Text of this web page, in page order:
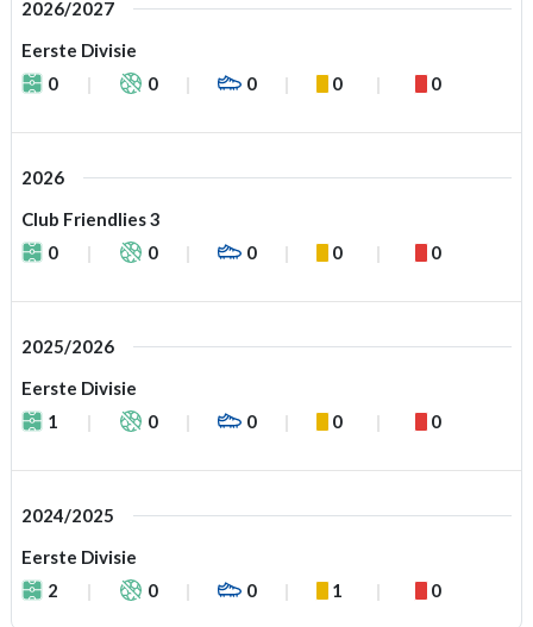
2026/2027
Eerste Divisie
0
0 0 0 0
2026
Club Friendlies 3
0
0 0 0 0
2025/2026
Eerste Divisie
1
0 0 0 0
2024/2025
Eerste Divisie
2
0 0 1 0